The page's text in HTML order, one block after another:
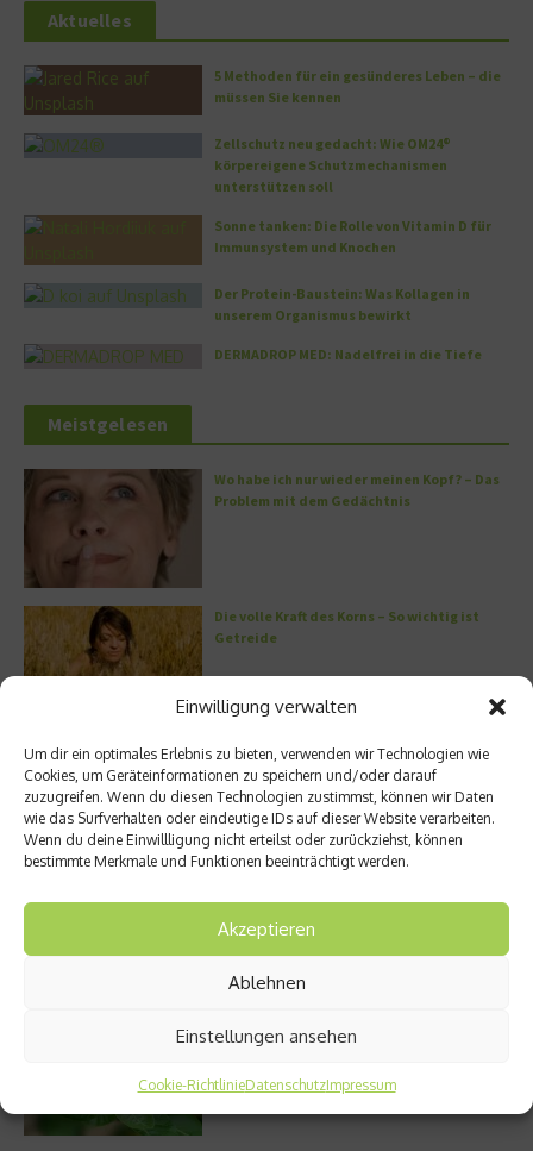
Einwilligung verwalten
Um dir ein optimales Erlebnis zu bieten, verwenden wir Technologien wie
Cookies, um Geräteinformationen zu speichern und/oder darauf
zuzugreifen. Wenn du diesen Technologien zustimmst, können wir Daten
wie das Surfverhalten oder eindeutige IDs auf dieser Website verarbeiten.
Wenn du deine Einwillligung nicht erteilst oder zurückziehst, können
bestimmte Merkmale und Funktionen beeinträchtigt werden.
Akzeptieren
Ablehnen
Einstellungen ansehen
Cookie-RichtlinieDatenschutzImpressum
Aktuelles
5 Methoden für ein gesünderes Leben – die
müssen Sie kennen
Zellschutz neu gedacht: Wie OM24®
körpereigene Schutzmechanismen
unterstützen soll
Sonne tanken: Die Rolle von Vitamin D für
Immunsystem und Knochen
Der Protein-Baustein: Was Kollagen in
unserem Organismus bewirkt
DERMADROP MED: Nadelfrei in die Tiefe
Meistgelesen
Wo habe ich nur wieder meinen Kopf? – Das
Problem mit dem Gedächtnis
Die volle Kraft des Korns – So wichtig ist
Getreide
Entzündung der Nebenhöhlen: Symptome
und verschiedene Formen
Welches Ashwagandha sollte ich kaufen?